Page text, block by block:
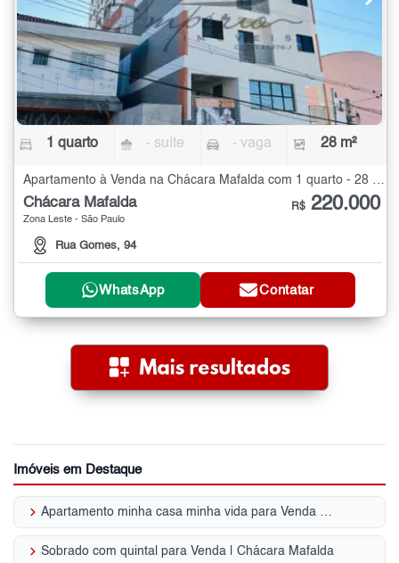
1 quarto - suíte - vaga 28 m²
Apartamento à Venda na Chácara Mafalda com 1 quarto - 28 m²
Chácara Mafalda
Zona Leste - São Paulo
Rua Gomes, 94
R$ 220.000
WhatsApp Contatar
Imóveis em Destaque
keyboard_arrow_right Apartamento minha casa minha vida para Venda | Chácara Mafalda
keyboard_arrow_right Sobrado com quintal para Venda | Chácara Mafalda